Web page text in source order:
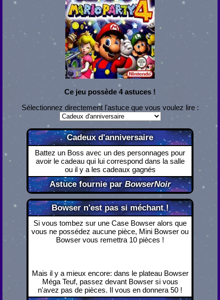
Ce jeu possède 4 astuces !
Sélectionnez directement l'astuce que vous voulez lire :
Cadeux d'anniversaire
Astuce fournie parBowserNoir
Battez un Boss avec un des personnages pour
avoir le cadeau qui lui correspond dans la salle
ou il y a les cadeaux gagnés
Bowser n'est pas si méchant !
Si vous tombez sur une Case Bowser alors que
vous ne possédez aucune pièce, Mini Bowser ou
Bowser vous remettra 10 pièces !
Mais il y a mieux encore: dans le plateau Bowser
Méga Teuf, passez devant Bowser si vous
n'avez pas de pièces. Il vous en donnera 50 !